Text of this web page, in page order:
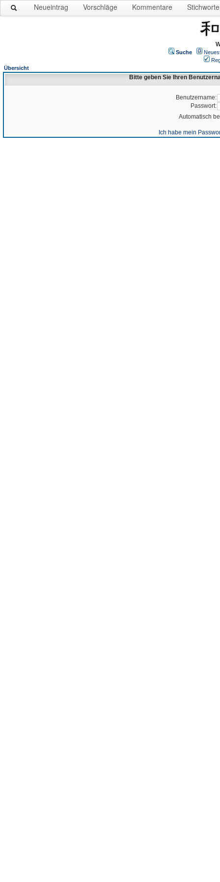
Neueintrag Vorschläge Kommentare Stichworte
Suche
Übersicht
Bitte geben Sie Ihren
Benutzername:
Passwort:
Automatisch
Ich habe mein